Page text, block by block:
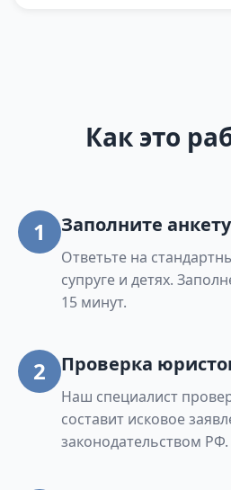
Как это
1 Заполните анкету
Ответьте на
супруге и детях.
15 минут.
2 Проверка
Наш специалист
составит исковое
законодательством РФ.